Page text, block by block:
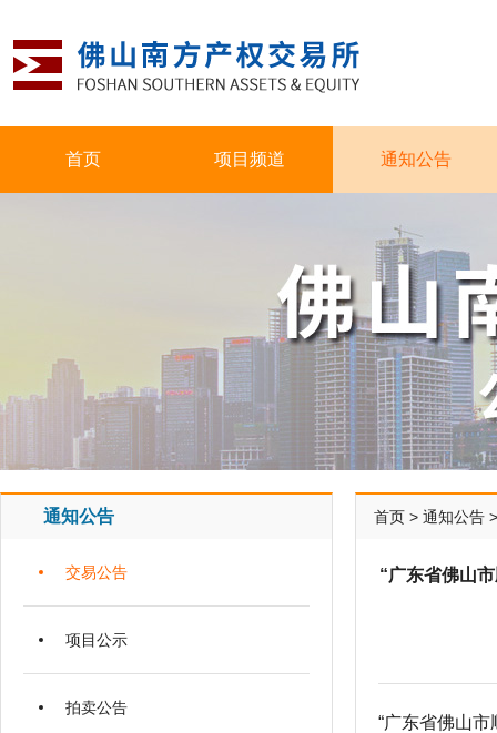
首页 项目频道 通知公告
通知公告
交易公告
项目公示
拍卖公告
首页 > 通知公告
“广东省佛山
“广东省佛山